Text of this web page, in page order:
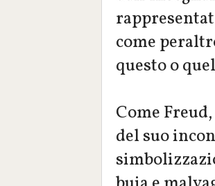
come
questo o
Come
del suo